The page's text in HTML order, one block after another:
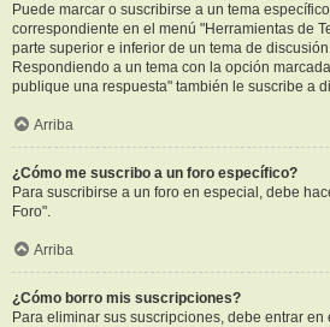
Puede marcar o suscribirse a un tema
correspondiente en el menú "Herramientas de
parte superior e inferior de un tema de
Respondiendo a un tema con la opción
publique una respuesta" también le suscribe a
Arriba
¿Cómo me suscribo a un foro específico?
Para suscribirse a un foro en especial, debe
Foro".
Arriba
¿Cómo borro mis suscripciones?
Para eliminar sus suscripciones, debe entrar